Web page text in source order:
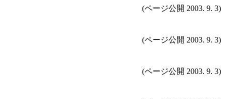
(ページ公開 2003. 9. 3)
(ページ公開 2003. 9. 3)
(ページ公開 2003. 9. 3)